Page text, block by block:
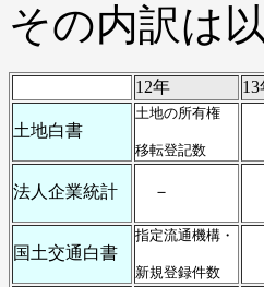
その内訳は
12年
土地白書
土地の所有権
移転登記数
法人企業統計 －
国土交通白書
指定流通機構・
新規登録件数